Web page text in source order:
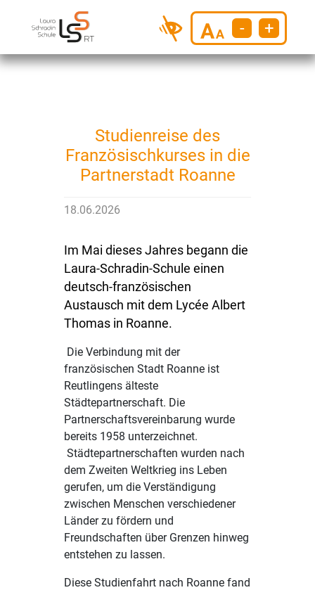
- +
Previous Next
Studienreise des
Französischkurses in die
Partnerstadt Roanne
18.06.2026
Im Mai dieses Jahres begann die
Laura-Schradin-Schule einen
deutsch-französischen
Austausch mit dem Lycée Albert
Thomas in Roanne.
Die Verbindung mit der
französischen Stadt Roanne ist
Reutlingens älteste
Städtepartnerschaft. Die
Partnerschaftsvereinbarung wurde
bereits 1958 unterzeichnet.
Städtepartnerschaften wurden nach
dem Zweiten Weltkrieg ins Leben
gerufen, um die Verständigung
zwischen Menschen verschiedener
Länder zu fördern und
Freundschaften über Grenzen hinweg
entstehen zu lassen.
Diese Studienfahrt nach Roanne fand